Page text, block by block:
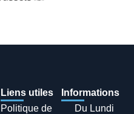
Liens utiles
Politique de
Informations
Du Lundi